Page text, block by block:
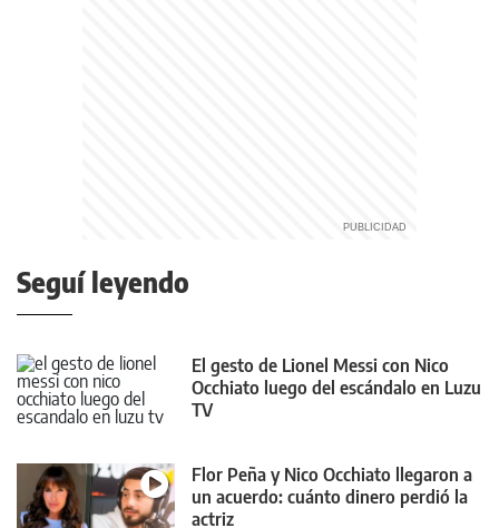
Seguí leyendo
El gesto de Lionel Messi con Nico
Occhiato luego del escándalo en Luzu
TV
Flor Peña y Nico Occhiato llegaron a
un acuerdo: cuánto dinero perdió la
actriz